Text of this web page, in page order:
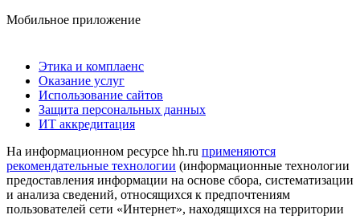
Мобильное приложение
Этика и комплаенс
Оказание услуг
Использование сайтов
Защита персональных данных
ИТ аккредитация
На информационном ресурсе hh.ru применяются
рекомендательные технологии (информационные технологии
предоставления информации на основе сбора, систематизации
и анализа сведений, относящихся к предпочтениям
пользователей сети «Интернет», находящихся на территории